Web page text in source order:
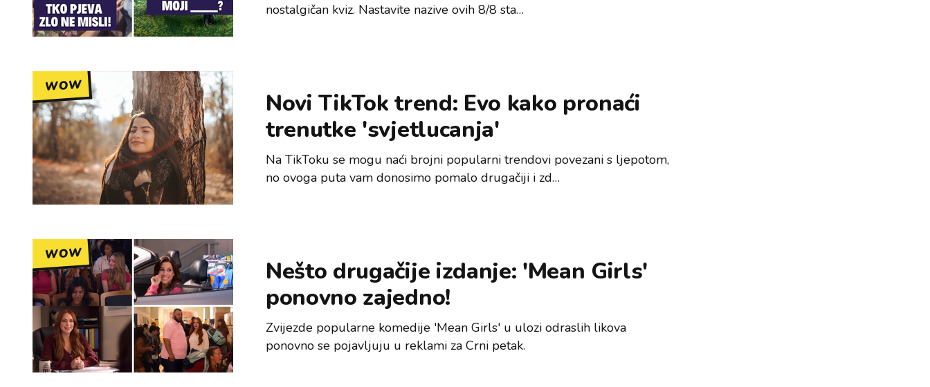
nostalgičan kviz. Nastavite nazive ovih 8/8 sta…
WOW
Novi TikTok trend: Evo kako pronaći
trenutke 'svjetlucanja'
Na TikToku se mogu naći brojni popularni trendovi povezani s ljepotom,
no ovoga puta vam donosimo pomalo drugačiji i zd…
WOW
Nešto drugačije izdanje: 'Mean Girls'
ponovno zajedno!
Zvijezde popularne komedije 'Mean Girls' u ulozi odraslih likova
ponovno se pojavljuju u reklami za Crni petak.